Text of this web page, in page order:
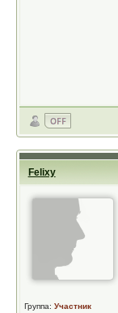
Felixy
Группа: Участник